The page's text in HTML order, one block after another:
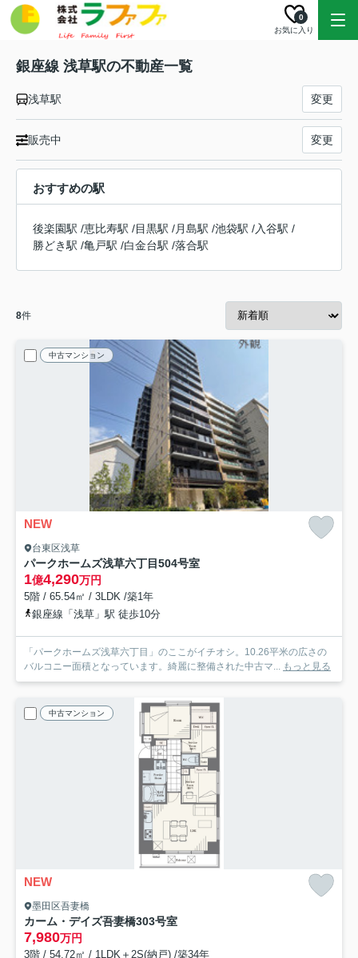
お気に入り
0
銀座線 浅草駅の不動産一覧
浅草駅 変更
販売中 変更
おすすめの駅
後楽園駅 /恵比寿駅 /目黒駅 /月島駅 /池袋駅 /入谷駅 /
勝どき駅 /亀戸駅 /白金台駅 /落合駅
8件
中古マンション
NEW
台東区浅草
パークホームズ浅草六丁目504号室
1億4,290万円
5階 / 65.54㎡ / 3LDK /築1年
銀座線「浅草」駅 徒歩10分
「パークホームズ浅草六丁目」のここがイチオシ。10.26平米の広さの
バルコニー面積となっています。綺麗に整備された中古マ... もっと見る
中古マンション
NEW
墨田区吾妻橋
カーム・デイズ吾妻橋303号室
7,980万円
3階 / 54.72㎡ / 1LDK＋2S(納戸) /築34年